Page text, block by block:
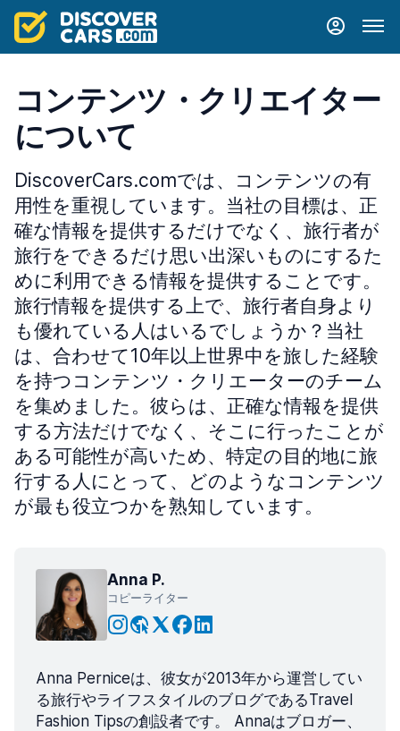
コンテンツ・クリエイター
について
DiscoverCars.comでは、コンテンツの有
用性を重視しています。当社の目標は、正
確な情報を提供するだけでなく、旅行者が
旅行をできるだけ思い出深いものにするた
めに利用できる情報を提供することです。
旅行情報を提供する上で、旅行者自身より
も優れている人はいるでしょうか？当社
は、合わせて10年以上世界中を旅した経験
を持つコンテンツ・クリエーターのチーム
を集めました。彼らは、正確な情報を提供
する方法だけでなく、そこに行ったことが
ある可能性が高いため、特定の目的地に旅
行する人にとって、どのようなコンテンツ
が最も役立つかを熟知しています。
Anna P.
コピーライター
Anna Perniceは、彼女が2013年から運営してい
る旅行やライフスタイルのブログであるTravel
Fashion Tipsの創設者です。 Annaはブロガー、